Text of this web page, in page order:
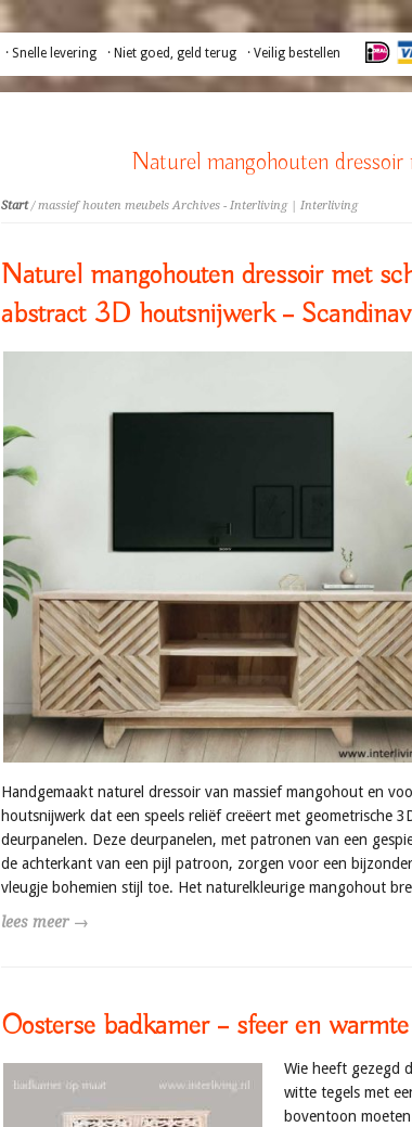
· Snelle levering · Niet goed, geld terug · Veilig bestellen
Naturel mangohouten dressoir
Start/ massief houten meubels Archives - Interliving | Interliving
Naturel mangohouten dressoir met
abstract 3D houtsnijwerk –
Handgemaakt naturel dressoir van massief mangohout en
houtsnijwerk dat een speels reliëf creëert met geometrische
deurpanelen. Deze deurpanelen, met patronen van een
de achterkant van een pijl patroon, zorgen voor een
vleugje bohemien stijl toe. Het naturelkleurige mangohout
lees meer →
Oosterse badkamer – sfeer en warmte
Wie heeft gezegd
witte tegels met
boventoon